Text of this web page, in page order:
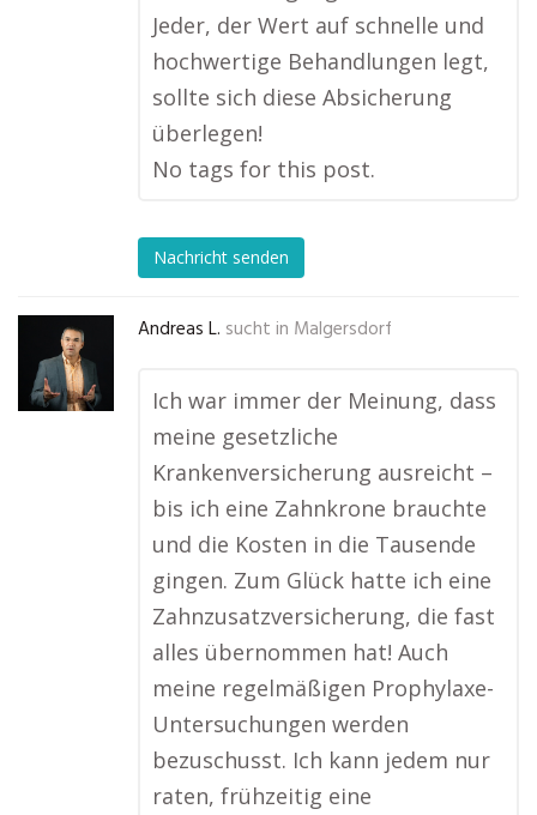
Jeder, der Wert auf schnelle und
hochwertige Behandlungen legt,
sollte sich diese Absicherung
überlegen!
No tags for this post.
Nachricht senden
Andreas L. sucht in Malgersdorf
Ich war immer der Meinung, dass
meine gesetzliche
Krankenversicherung ausreicht –
bis ich eine Zahnkrone brauchte
und die Kosten in die Tausende
gingen. Zum Glück hatte ich eine
Zahnzusatzversicherung, die fast
alles übernommen hat! Auch
meine regelmäßigen Prophylaxe-
Untersuchungen werden
bezuschusst. Ich kann jedem nur
raten, frühzeitig eine